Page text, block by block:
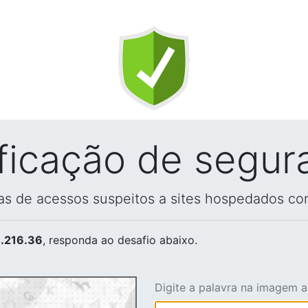
de
de acessos suspeitos a sites hospedados
, responda ao desafio abaixo.
Digite a palavra na imagem